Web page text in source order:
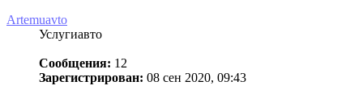
Artemuavto
Услугиавто
Сообщения: 12
Зарегистрирован: 08 сен 2020, 09:43